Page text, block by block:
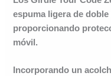
espuma ligera de
proporcionando
móvil.
Incorporando un